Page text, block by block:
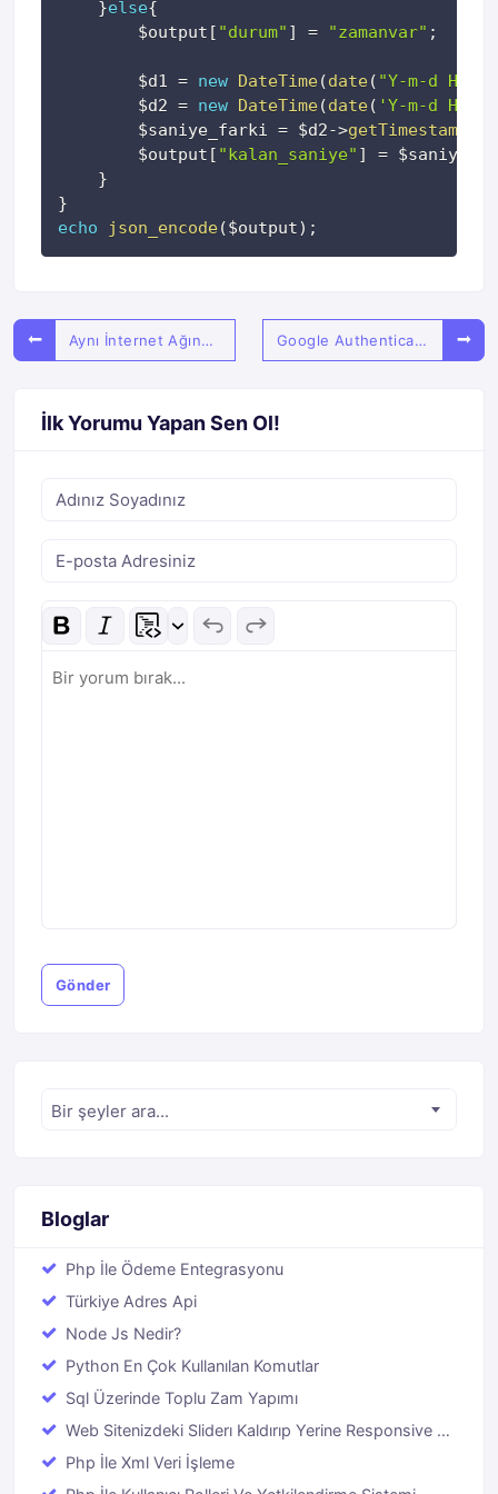
}else{
$output [ "durum" ] = "zamanvar" ;
$d1 = new DateTime(date( "Y-m-d
$d2 = new DateTime(date( 'Y-m-d
$saniye_farki = $d2->getTimestamp
$output [ "kalan_saniye" ] =
}
}
echo
json_encode($output) ;
Aynı İnternet Ağına Bağlı Başka Bir Cihazdan Localhosta Bağlanma Google Authenticator Kullanımı Php Anlatım
İlk Yorumu Yapan Sen Ol!
Gönder
Bir şeyler ara...
Bloglar
Php İle Grafik Ve Grafik Kütüphaneleri Kullanımı
Php İle Ödeme Entegrasyonu
Türkiye Adres Api
Node Js Nedir?
Python En Çok Kullanılan Komutlar
Sql Üzerinde Toplu Zam Yapımı
Web Sitenizdeki Sliderı Kaldırıp Yerine Responsive Bir
Youtube Videosu Eklemek